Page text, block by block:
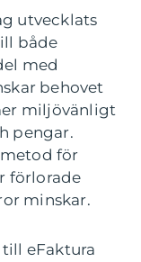
utvecklats
både
med
behovet
miljövänligt
pengar.
för
förlorade
minskar.
eFaktura